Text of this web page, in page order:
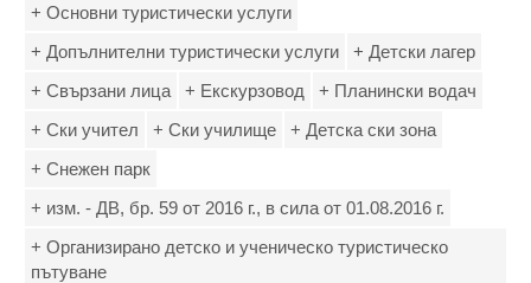
+ Основни туристически услуги
+ Допълнителни туристически услуги
+ Детски лагер
+ Свързани лица
+ Екскурзовод
+ Планински водач
+ Ски учител
+ Ски училище
+ Детска ски зона
+ Снежен парк
+ изм. - ДВ, бр. 59 от 2016 г., в сила от 01.08.2016 г.
+ Организирано детско и ученическо туристическо
пътуване